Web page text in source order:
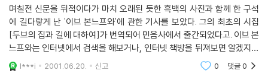
며칠전 신문을 뒤적이다가 마치 오래된 듯한 흑백의 사진과 함께 한 구석
에 길다랗게 난 '이브 본느프와'에 관한 기사를 보았다. 그의 최초의 시집
[두브의 집과 길에 대하여]가 번역되어 민음사에서 출간되었다고. 이브 본
느프와는 인터넷에서 검색을 해보거나, 인터넷 책방을 뒤져보면 알겠지만
좀처럼 만나지지 않는 시인이다. 나 역시 10여년전 친구가 전해준 엽서를
통해 그의 주문
l***i 2001.06.20. 신고 0 댓글0